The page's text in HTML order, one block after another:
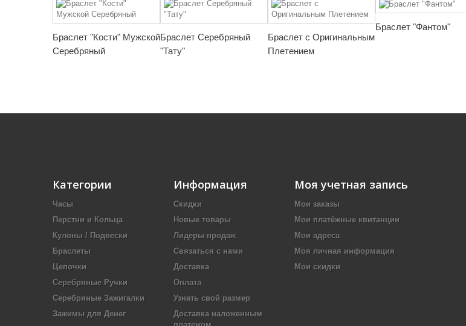
Браслет "Кости" Мужской
Серебряный
Браслет Серебряный
"Тату"
Браслет с Оригинальным
Плетением
Браслет "Фантом"
Категории
Часы
Перстни и Кольца
Кулоны / Подвески
Браслеты
Цепочки
Серебряные Ручки
Серебряные Зажигалки
Зажимы для Денег
Информация
Скидки
Новые товары
Лидеры продаж
Связаться с нами
Доставка
Оплата
Узнать свой размер
Доставка наложенным
Моя учетная запись
Мои заказы
Мои платёжные квитанции
Мои адреса
Моя личная информация
Мои скидки